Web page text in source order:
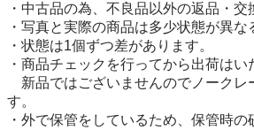
・中古品の為、不良品以外の返品・交
・写真と実際の商品は多少状態が異な
・状態は1個ずつ差があります。
・商品チェックを行ってから出荷はい
新品ではございませんのでノークレ
す。
・外で保管をしているため、保管時の